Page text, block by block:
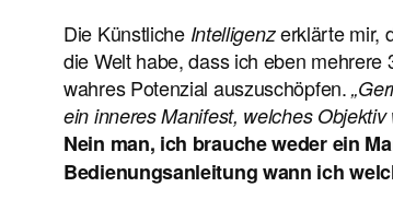
Die Künstliche Intelligenzerklärte mir,
die Welt habe, dass ich eben
wahres Potenzial auszuschöpfen.
ein inneres Manifest, welches
Nein man, ich brauche weder ein
Bedienungsanleitung wann ich